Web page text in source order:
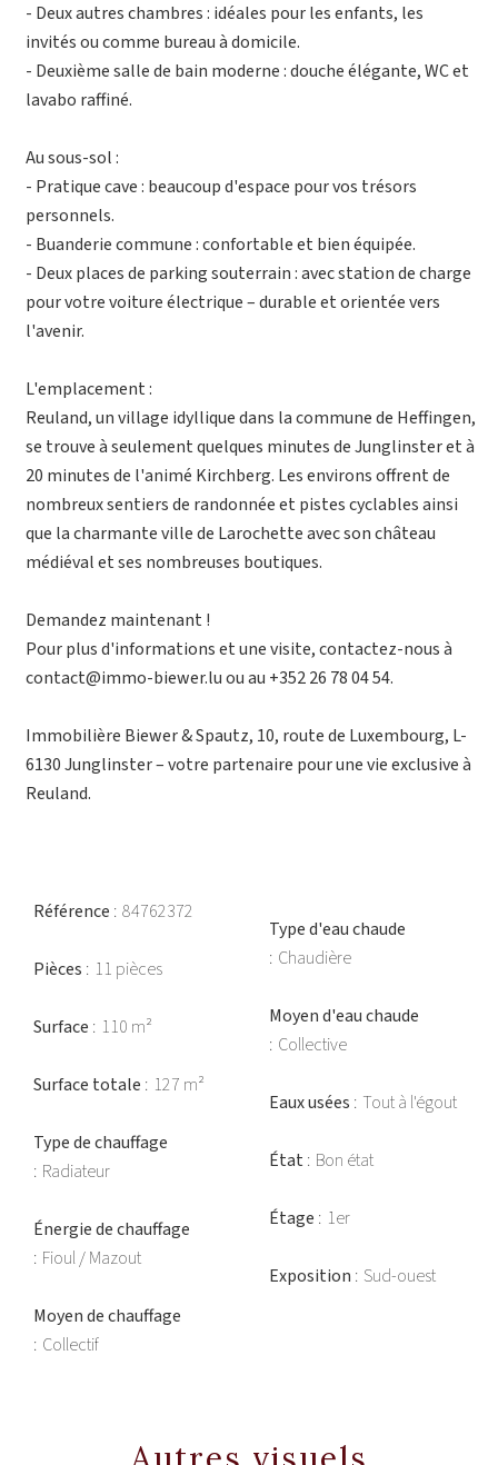
- Deux autres chambres : idéales pour les enfants, les
invités ou comme bureau à domicile.
- Deuxième salle de bain moderne : douche élégante, WC et
lavabo raffiné.
Au sous-sol :
- Pratique cave : beaucoup d'espace pour vos trésors
personnels.
- Buanderie commune : confortable et bien équipée.
- Deux places de parking souterrain : avec station de charge
pour votre voiture électrique – durable et orientée vers
l'avenir.
L'emplacement :
Reuland, un village idyllique dans la commune de Heffingen,
se trouve à seulement quelques minutes de Junglinster et à
20 minutes de l'animé Kirchberg. Les environs offrent de
nombreux sentiers de randonnée et pistes cyclables ainsi
que la charmante ville de Larochette avec son château
médiéval et ses nombreuses boutiques.
Demandez maintenant !
Pour plus d'informations et une visite, contactez-nous à
contact@immo-biewer.lu ou au +352 26 78 04 54.
Immobilière Biewer & Spautz, 10, route de Luxembourg, L-
6130 Junglinster – votre partenaire pour une vie exclusive à
Reuland.
Référence 84762372
Pièces 11 pièces
Surface 110 m²
Surface totale 127 m²
Type de chauffage
Radiateur
Énergie de chauffage
Fioul / Mazout
Moyen de chauffage
Collectif
Type d'eau chaude
Chaudière
Moyen d'eau chaude
Collective
Eaux usées Tout à l'égout
État Bon état
Étage 1er
Exposition Sud-ouest